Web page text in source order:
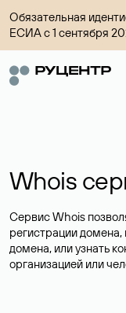
Обязательная
ЕСИА с 1 сентября
Whois
Сервис Whois
регистрации
домена, или узнать
организацией или